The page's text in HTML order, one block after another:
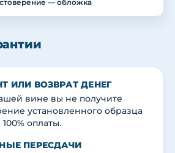
— обложка
ИЛИ ВОЗВРАТ ДЕНЕГ
вине вы не получите
установленного образца
оплаты.
ПЕРЕСДАЧИ